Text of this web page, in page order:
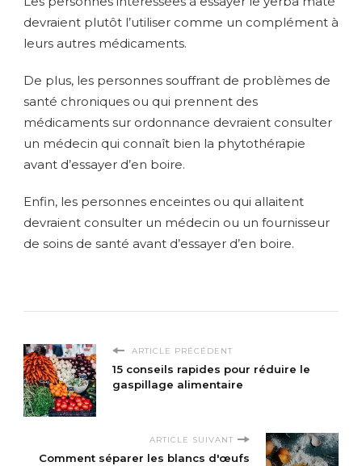
devraient plutôt l’utiliser comme un complément à
leurs autres médicaments.
De plus, les personnes souffrant de problèmes de
santé chroniques ou qui prennent des
médicaments sur ordonnance devraient consulter
un médecin qui connaît bien la phytothérapie
avant d’essayer d’en boire.
Enfin, les personnes enceintes ou qui allaitent
devraient consulter un médecin ou un fournisseur
de soins de santé avant d’essayer d’en boire.
ARTICLE PRÉCÉDENT
15 conseils rapides pour réduire le
gaspillage alimentaire
ARTICLE SUIVANT
Comment séparer les blancs d'œufs